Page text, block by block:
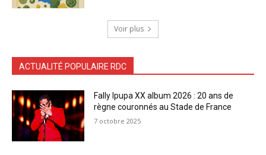
Voir plus
ACTUALITÉ POPULAIRE RDC
Fally Ipupa XX album 2026 : 20 ans de
règne couronnés au Stade de France
7 octobre 2025